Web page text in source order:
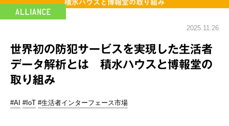
2025.11.26
世界初の防犯サービスを実現した生活者
データ解析とは 積水ハウスと博報堂の
取り組み
#AI #IoT #生活者インターフェース市場